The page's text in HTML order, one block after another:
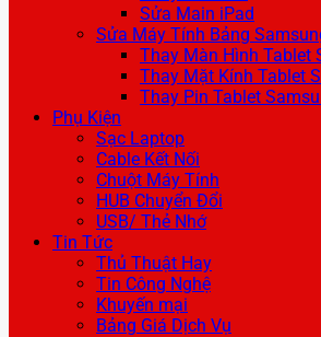
Sửa Main iPad
Sửa Máy Tính Bảng
Thay Màn Hình Tablet
Thay Mặt Kính Tablet
Thay Pin Tablet
Phụ Kiện
Sạc Laptop
Cable Kết Nối
Chuột Máy Tính
HUB Chuyển Đổi
USB/ Thẻ Nhớ
Tin Tức
Thủ Thuật Hay
Tin Công Nghệ
Khuyến mại
Bảng Giá Dịch Vụ